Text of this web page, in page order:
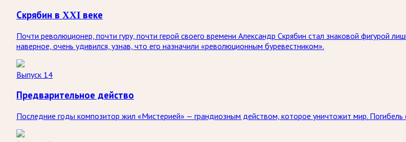
Скрябин в XXI веке
Почти революционер, почти гуру, почти герой своего времени Александр Скрябин стал знаковой фигурой
наверное, очень удивился, узнав, что его назначили «революционным буревестником».
Выпуск 14
Предварительное действо
Последние годы композитор жил «Мистерией» — грандиозным действом, которое уничтожит мир. Погибель